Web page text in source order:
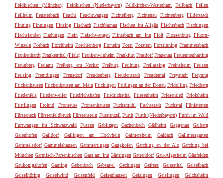
Feldkirchen (München)
Feldkirchen (Niederbayern) Feldkirchen-Westerham Fellbach
Fellen
Fellheim
Fensterbach Feucht Feuchtwangen Fichtelberg Fichtenau Fichtenberg
Filderstadt
Finning Finningen Finsing Fischach Fischbachau Fischen im Allgäu Fischerbach Fischingen
Flachslanden Fladungen Flein Fleischwangen Flintsbach am Inn Floß Flossenbürg Fluorn-
Winzeln Forbach Forchheim Forchtenberg Forheim Forst Forstern Forstinning Frammersbach
Frankenhardt Frankenthal (Pfalz) Frankenwinheim Frankfurt Frasdorf Frauenau Frauenneuharting
Fraunberg Freiamt Freiberg am Neckar Freiburg Freihung Freilassing Freinsheim
Freisen
Freising
Fremdingen Frensdorf Freudenberg Freudenstadt Freudental Freystadt
Freyung
Frickenhausen Frickenhausen am Main Frickingen Fridingen an der Donau Fridolfing Friedberg
Friedenfels Friedenweiler Friedrichshafen Friedrichsthal Friesenheim Friesenried Friolzheim
Frittlingen
Fröhnd Fronreute Frontenhausen Fuchsmühl Fuchsstadt Fuchstal
Fünfstetten
Fürsteneck Fürstenfeldbruck Fürstenstein Fürstenzell Fürth Furth (Niederbayern) Furth im Wald
Furtwangen im Schwarzwald
Füssen Gablingen Gachenbach Gädheim Gaggenau
Gaiberg
Gaienhofen
Gaildorf Gailingen am Hochrhein Gaimersheim Gaißach
Gallmersgarten
Gammelsdorf Gammelshausen Gammertingen Gangkofen Garching an der Alz Garching bei
München Garmisch-Partenkirchen Gars am Inn Gärtringen Gattendorf Gau-Algesheim Gäufelden
Gaukönigshofen
Gauting Gebenbach Gebsattel Gechingen Gefrees Geiersthal
Geiselbach
Geiselhöring
Geiselwind Geisenfeld Geisenhausen Geisingen Geislingen
Gelchsheim